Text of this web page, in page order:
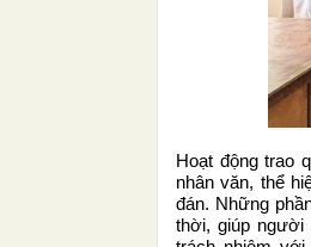
Hoạt động trao
nhân văn, thể
đán. Những
thời, giúp người